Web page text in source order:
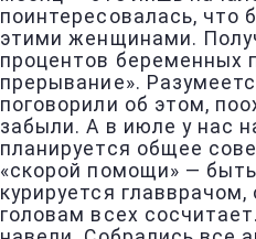
поинтересовалась, что
этими женщинами.
процентов беременных
прерывание».
поговорили об этом,
забыли. А в июле у нас
планируется общее
«скорой помощи» —
курируется главврачом,
головам всех